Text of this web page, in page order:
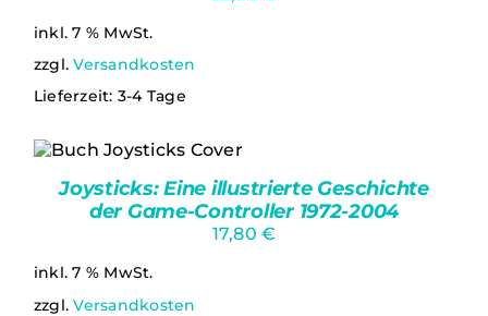
inkl. 7 % MwSt.
zzgl.Versandkosten
Lieferzeit: 3-4 Tage
IN DEN WARENKORB
/
DETAILS
Joysticks: Eine illustrierte Geschichte
der Game-Controller 1972-2004
17,80€
inkl. 7 % MwSt.
zzgl.Versandkosten